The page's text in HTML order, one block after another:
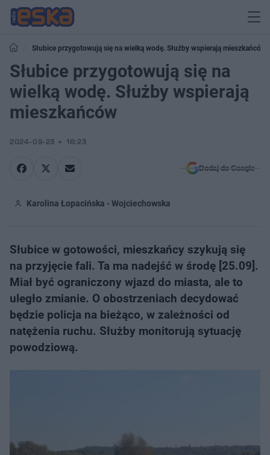
Słubice przygotowują się na wielką wodę. Służby wspierają mieszkańców
Słubice przygotowują się na
wielką wodę. Służby wspierają
mieszkańców
2024-09-23 16:23
Dodaj do Google
Karolina Łopacińska - Wojciechowska
Słubice w gotowości, mieszkańcy szykują się
na przyjęcie fali. Ta ma nadejść w środę [25.09].
Miał być ograniczony wjazd do miasta, ale to
uległo zmianie. O obostrzeniach decydować
będzie policja na bieżąco, w zależności od
natężenia ruchu. Służby monitorują sytuację
powodziową.